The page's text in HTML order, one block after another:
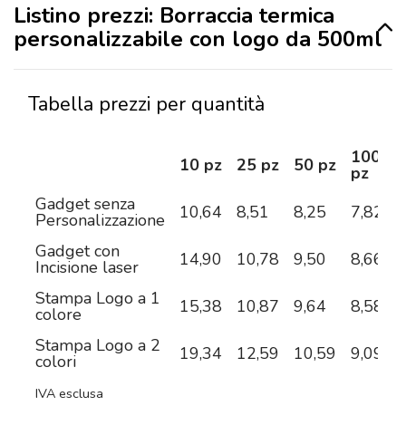
Listino prezzi: Borraccia termica
personalizzabile con logo da 500ml
Tabella prezzi per quantità
10 pz 25 pz 50 pz 100
pz
Gadget senza
Personalizzazione 10,64 8,51 8,25 7,82
Gadget con
Incisione laser 14,90 10,78 9,50 8,66
Stampa Logo a 1
colore 15,38 10,87 9,64 8,58
Stampa Logo a 2
colori 19,34 12,59 10,59 9,09
IVA esclusa